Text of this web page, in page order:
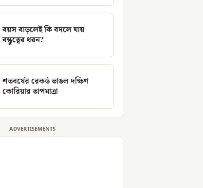
বয়স বাড়লেই কি বদলে যায়
বন্ধুত্বের ধরন?
শতবর্ষের রেকর্ড ভাঙল দক্ষিণ
কোরিয়ার তাপমাত্রা
ADVERTISEMENTS